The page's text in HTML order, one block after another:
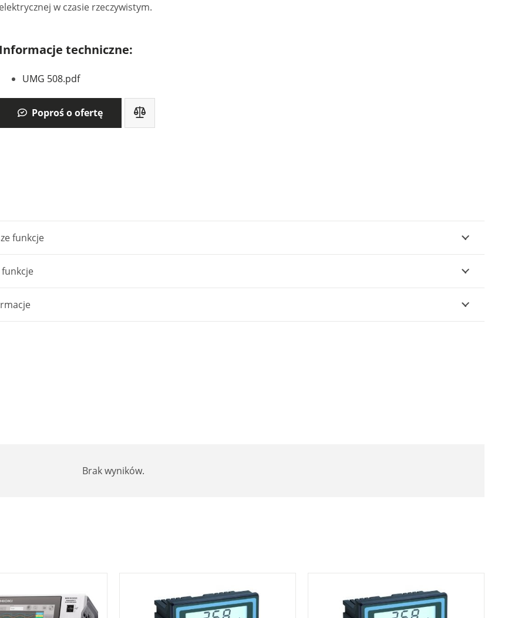
elektrycznej w czasie rzeczywistym.
Informacje techniczne:
UMG 508.pdf
Poproś o ofertę
funkcje
Brak wyników.